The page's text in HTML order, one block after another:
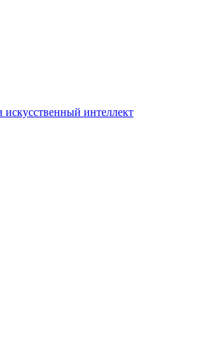
искусственный интеллект